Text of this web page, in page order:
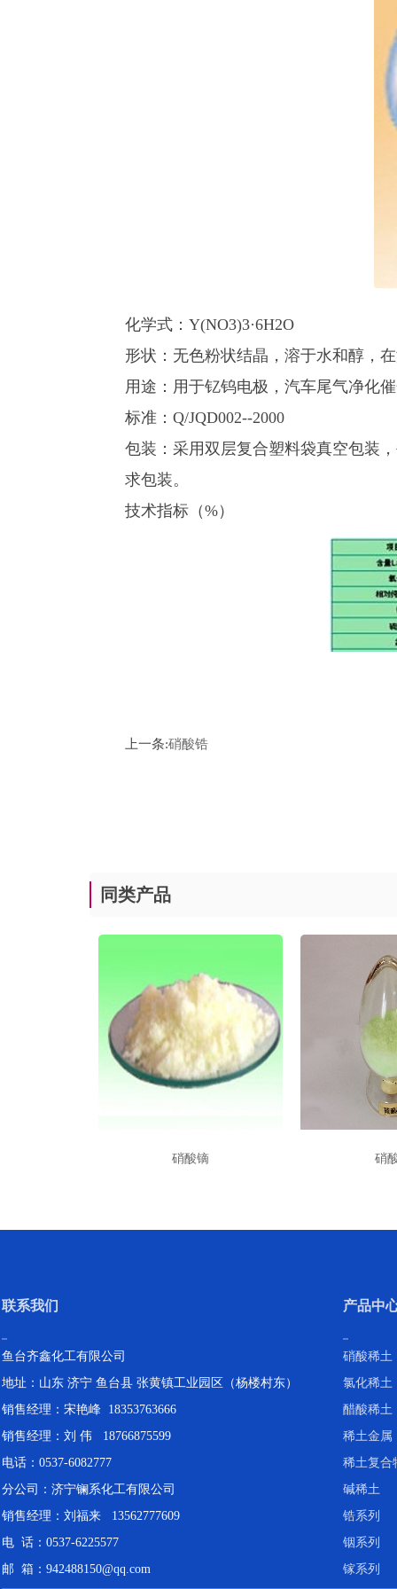
化学式：Y(NO3)3·6H2O
形状：无色粉状结晶，溶于水和醇，
用途：用于钇钨电极，汽车尾气净化
标准：Q/JQD002--2000
包装：采用双层复合塑料袋真空包装
求包装。
技术指标（%）
上一条:硝酸锆
同类产品
硝酸镝 硝
联系我们
鱼台齐鑫化工有限公司
地址：山东 济宁 鱼台县 张黄镇工业园区（杨楼村东）
销售经理：宋艳峰 18353763666
销售经理：刘 伟 18766875599
电话：0537-6082777
分公司：济宁镧系化工有限公司
销售经理：刘福来 13562777609
电 话：0537-6225577
邮 箱：942488150@qq.com
产品中
硝酸稀土
氯化稀土
醋酸稀土
稀土金属
稀土复合
碱稀土
锆系列
铟系列
镓系列